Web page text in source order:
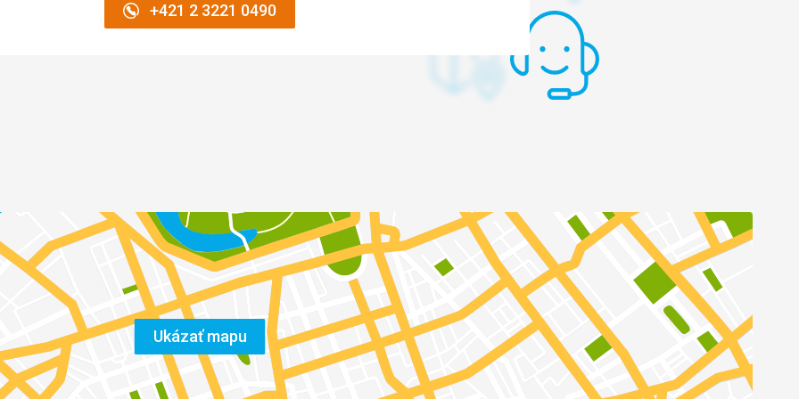
+421 2 3221 0490
Ukázať mapu